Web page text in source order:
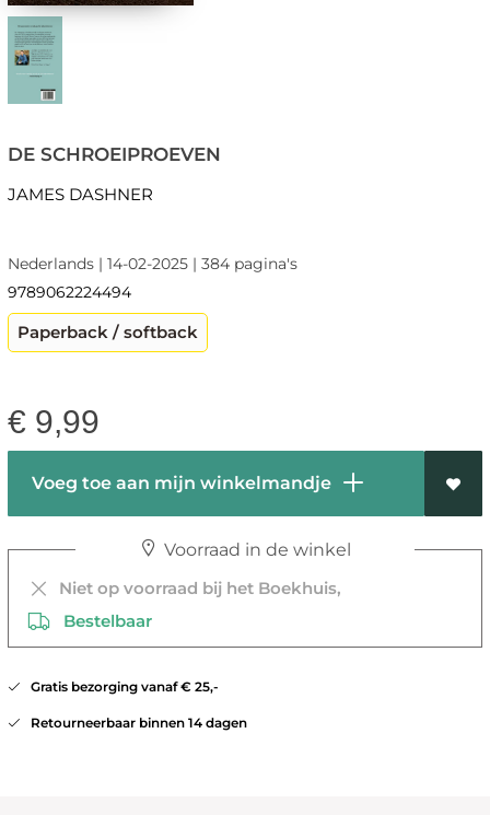
DE SCHROEIPROEVEN
JAMES DASHNER
Nederlands | 14-02-2025 | 384 pagina's
9789062224494
Paperback / softback
€ 9,99
Voeg toe aan mijn winkelmandje
Voorraad in de winkel
Niet op voorraad bij het Boekhuis,
Bestelbaar
Gratis bezorging vanaf € 25,-
Retourneerbaar binnen 14 dagen